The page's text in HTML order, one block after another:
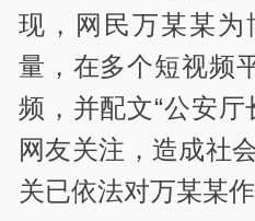
现，网民万某某
量，在多个短视频
频，并配文“公安
网友关注，造成社
关已依法对万某某